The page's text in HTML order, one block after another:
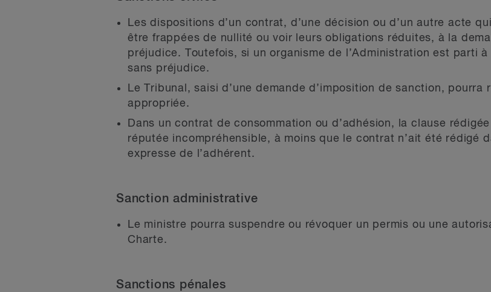
Les dispositions d’un contrat, d’une décision ou d’un autre acte
être frappées de nullité ou voir leurs obligations réduites, à la
préjudice. Toutefois, si un organisme de l’Administration est parti
sans préjudice.
Le Tribunal, saisi d’une demande d’imposition de sanction, pourra
appropriée.
Dans un contrat de consommation ou d’adhésion, la clause
réputée incompréhensible, à moins que le contrat n’ait été rédigé
expresse de l’adhérent.
Sanction administrative
Le ministre pourra suspendre ou révoquer un permis ou une
Charte.
Sanctions pénales